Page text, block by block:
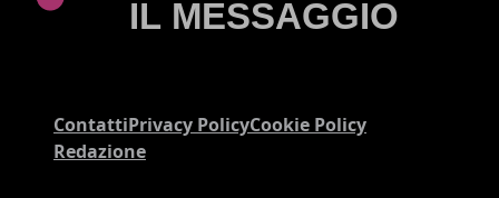
ContattiPrivacy PolicyCookie Policy
Redazione